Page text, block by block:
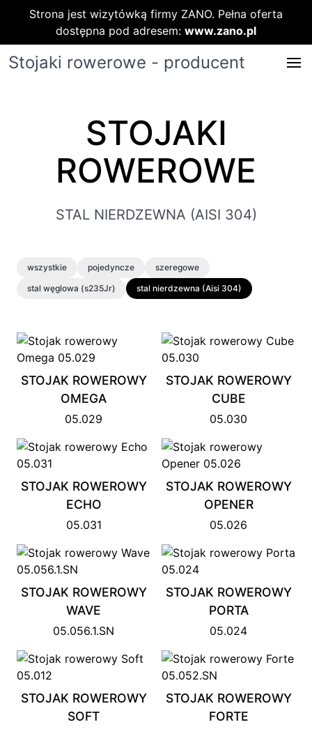
Strona jest wizytówką firmy ZANO. Pełna oferta
dostępna pod adresem: www.zano.pl
Stojaki rowerowe - producent
STOJAKI
ROWEROWE
STAL NIERDZEWNA (AISI 304)
wszystkie pojedyncze
szeregowe
stal węglowa (s235Jr)
stal nierdzewna (Aisi 304)
STOJAK ROWEROWY
OMEGA
05.029
STOJAK ROWEROWY
CUBE
05.030
STOJAK ROWEROWY
ECHO
05.031
STOJAK ROWEROWY
OPENER
05.026
STOJAK ROWEROWY
WAVE
05.056.1.SN
STOJAK ROWEROWY
PORTA
05.024
STOJAK ROWEROWY
SOFT
STOJAK ROWEROWY
FORTE